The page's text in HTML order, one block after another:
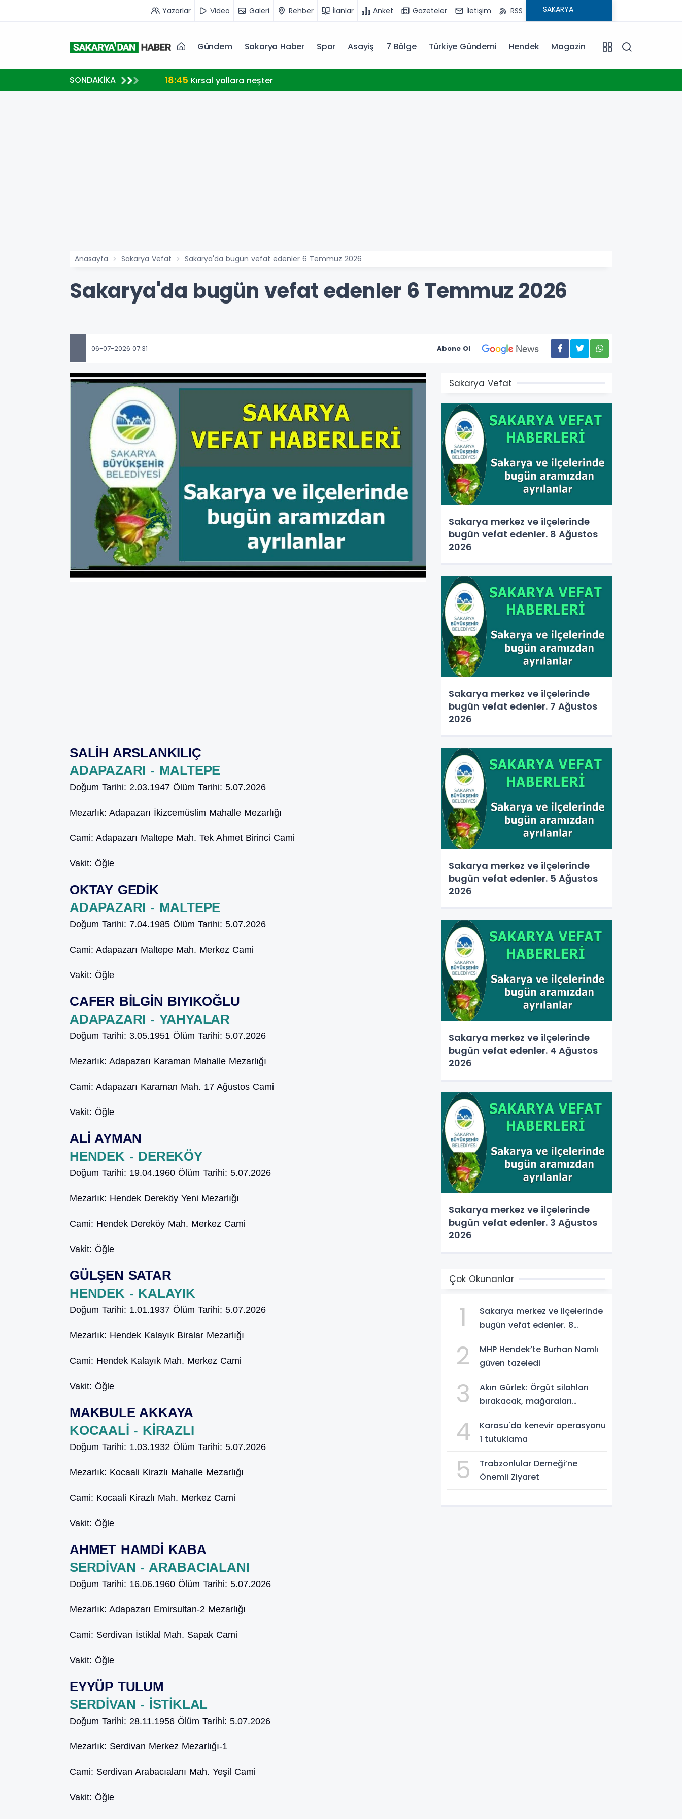
Yazarlar Video Galeri Rehber İlanlar Anket Gazeteler İletişim RSS
Gündem Sakarya Haber Spor Asayiş 7 Bölge Türkiye Gündemi Hendek Magazin
SONDAKİKA 18:45 Kırsal yollara neşter
Anasayfa Sakarya Vefat Sakarya'da bugün vefat edenler 6 Temmuz 2026
Sakarya'da bugün vefat edenler 6 Temmuz 2026
06-07-2026 07:31 Abone Ol
SALİH ARSLANKILIÇ
ADAPAZARI - MALTEPE
Doğum Tarihi: 2.03.1947 Ölüm Tarihi: 5.07.2026
Mezarlık: Adapazarı İkizcemüslim Mahalle Mezarlığı
Cami: Adapazarı Maltepe Mah. Tek Ahmet Birinci Cami
Vakit: Öğle
OKTAY GEDİK
ADAPAZARI - MALTEPE
Doğum Tarihi: 7.04.1985 Ölüm Tarihi: 5.07.2026
Cami: Adapazarı Maltepe Mah. Merkez Cami
Vakit: Öğle
CAFER BİLGİN BIYIKOĞLU
ADAPAZARI - YAHYALAR
Doğum Tarihi: 3.05.1951 Ölüm Tarihi: 5.07.2026
Mezarlık: Adapazarı Karaman Mahalle Mezarlığı
Cami: Adapazarı Karaman Mah. 17 Ağustos Cami
Vakit: Öğle
ALİ AYMAN
HENDEK - DEREKÖY
Doğum Tarihi: 19.04.1960 Ölüm Tarihi: 5.07.2026
Mezarlık: Hendek Dereköy Yeni Mezarlığı
Cami: Hendek Dereköy Mah. Merkez Cami
Vakit: Öğle
GÜLŞEN SATAR
HENDEK - KALAYIK
Doğum Tarihi: 1.01.1937 Ölüm Tarihi: 5.07.2026
Mezarlık: Hendek Kalayık Biralar Mezarlığı
Cami: Hendek Kalayık Mah. Merkez Cami
Vakit: Öğle
MAKBULE AKKAYA
KOCAALİ - KİRAZLI
Doğum Tarihi: 1.03.1932 Ölüm Tarihi: 5.07.2026
Mezarlık: Kocaali Kirazlı Mahalle Mezarlığı
Cami: Kocaali Kirazlı Mah. Merkez Cami
Vakit: Öğle
AHMET HAMDİ KABA
SERDİVAN - ARABACIALANI
Doğum Tarihi: 16.06.1960 Ölüm Tarihi: 5.07.2026
Mezarlık: Adapazarı Emirsultan-2 Mezarlığı
Cami: Serdivan İstiklal Mah. Sapak Cami
Vakit: Öğle
EYYÜP TULUM
SERDİVAN - İSTİKLAL
Doğum Tarihi: 28.11.1956 Ölüm Tarihi: 5.07.2026
Mezarlık: Serdivan Merkez Mezarlığı-1
Cami: Serdivan Arabacıalanı Mah. Yeşil Cami
Vakit: Öğle
Sakarya Vefat
Sakarya merkez ve ilçelerinde
bugün vefat edenler. 8 Ağustos
2026
Sakarya merkez ve ilçelerinde
bugün vefat edenler. 7 Ağustos
2026
Sakarya merkez ve ilçelerinde
bugün vefat edenler. 5 Ağustos
2026
Sakarya merkez ve ilçelerinde
bugün vefat edenler. 4 Ağustos
2026
Sakarya merkez ve ilçelerinde
bugün vefat edenler. 3 Ağustos
2026
Çok Okunanlar
1
Sakarya merkez ve ilçelerinde
bugün vefat edenler. 8
2
MHP Hendek’te Burhan Namlı
güven tazeledi
3
Akın Gürlek: Örgüt silahları
bırakacak, mağaraları
4
Karasu'da kenevir operasyonu
1 tutuklama
5
Trabzonlular Derneği’ne
Önemli Ziyaret